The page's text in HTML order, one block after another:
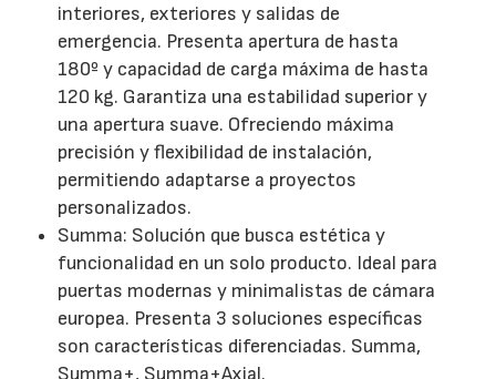
interiores, exteriores y salidas de
emergencia. Presenta apertura de hasta
180º y capacidad de carga máxima de hasta
120 kg. Garantiza una estabilidad superior y
una apertura suave. Ofreciendo máxima
precisión y flexibilidad de instalación,
permitiendo adaptarse a proyectos
personalizados.
Summa: Solución que busca estética y
funcionalidad en un solo producto. Ideal para
puertas modernas y minimalistas de cámara
europea. Presenta 3 soluciones específicas
son características diferenciadas. Summa,
Summa+, Summa+Axial.